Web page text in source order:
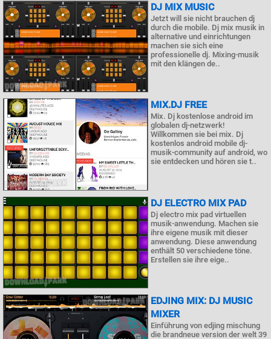
DJ MIX MUSIC
Jetzt will sie nicht brauchen dj
durch die mobile. Dj mix musik in
alternative und einrichtungen
machen sie sich eine
professionelle dj. Mixing-musik
mit den klängen de..
MIX.DJ FREE
Mix. Dj kostenlose android im
globalen dj-netzwerk!
Willkommen sie bei mix. Dj
kostenlos android mobile dj-
musik-community auf android, wo
sie entdecken und hören sie t..
DJ ELECTRO MIX PAD
Dj electro mix pad virtuellen
musik-anwendung. Machen sie
ihre eigene musik mit dieser
anwendung. Diese anwendung
enthält 50 verschiedene töne.
Erstellen sie ihre eige..
EDJING MIX: DJ MUSIC
MIXER
Einführung von edjing mischung
die brandneue version der welt 39